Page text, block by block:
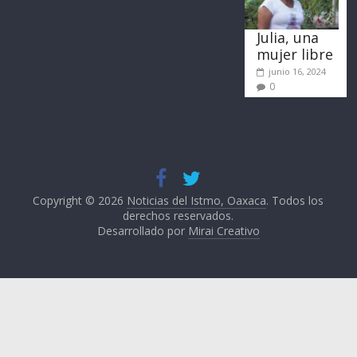
Julia, una
mujer libre
junio 16, 2024
0
Copyright © 2026 Noticias del Istmo, Oaxaca. Todos los
derechos reservados.
Desarrollado por Mirai Creativo